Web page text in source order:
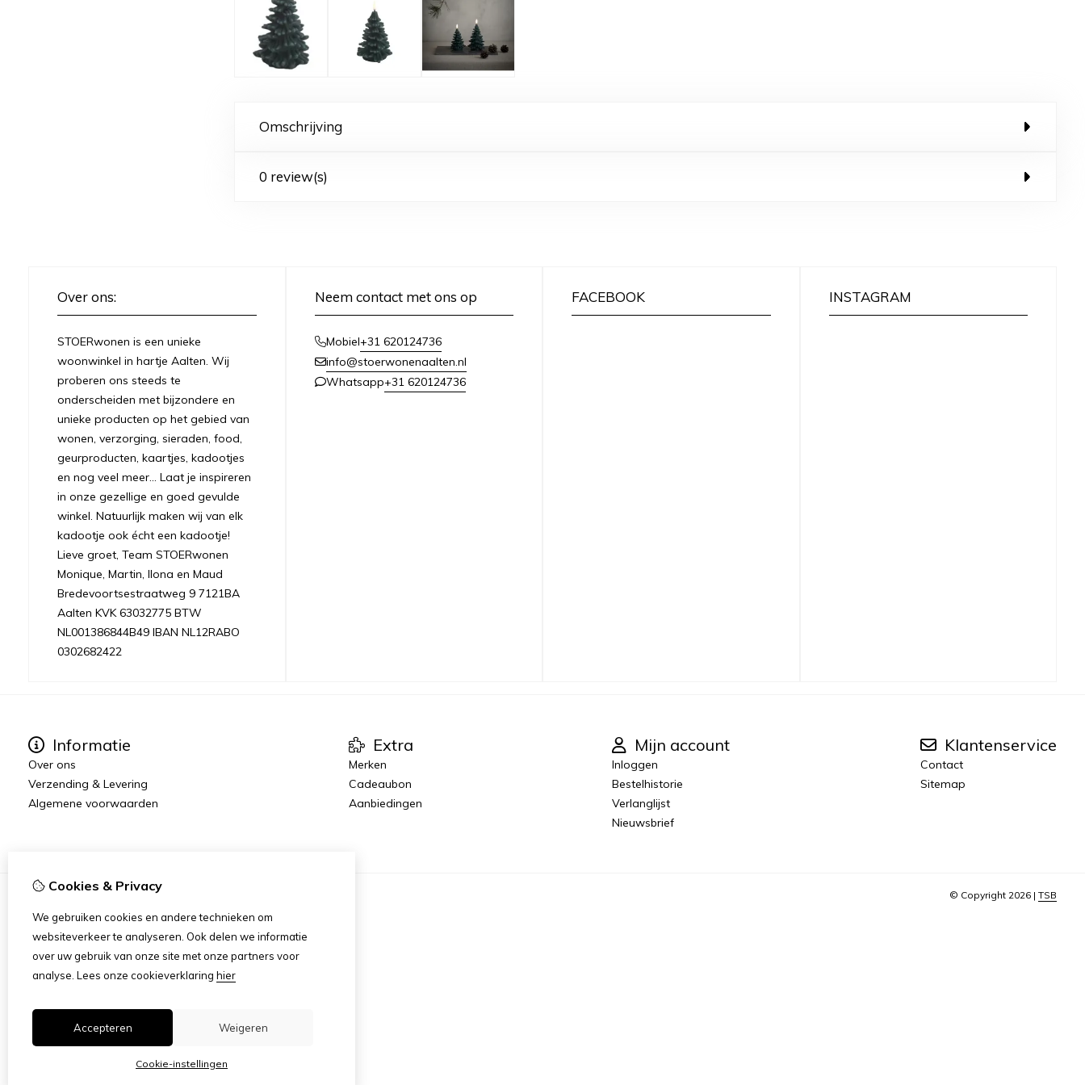
Omschrijving
0 review(s)
Over ons:
STOERwonen is een unieke
woonwinkel in hartje Aalten. Wij
proberen ons steeds te
onderscheiden met bijzondere en
unieke producten op het gebied van
wonen, verzorging, sieraden, food,
geurproducten, kaartjes, kadootjes
en nog veel meer... Laat je inspireren
in onze gezellige en goed gevulde
winkel. Natuurlijk maken wij van elk
kadootje ook écht een kadootje!
Lieve groet, Team STOERwonen
Monique, Martin, Ilona en Maud
Bredevoortsestraatweg 9 7121BA
Aalten KVK 63032775 BTW
NL001386844B49 IBAN NL12RABO
0302682422
Neem contact met ons op
Mobiel+31 620124736
info@stoerwonenaalten.nl
Whatsapp+31 620124736
FACEBOOK INSTAGRAM
Informatie
Over ons
Verzending & Levering
Algemene voorwaarden
Extra
Merken
Cadeaubon
Aanbiedingen
Mijn account
Inloggen
Bestelhistorie
Verlanglijst
Nieuwsbrief
Klantenservice
Contact
Sitemap
© Copyright 2026 | TSB
Cookies & Privacy
We gebruiken cookies en andere technieken om
websiteverkeer te analyseren. Ook delen we informatie
over uw gebruik van onze site met onze partners voor
analyse. Lees onze cookieverklaring hier
Accepteren Weigeren
Cookie-instellingen